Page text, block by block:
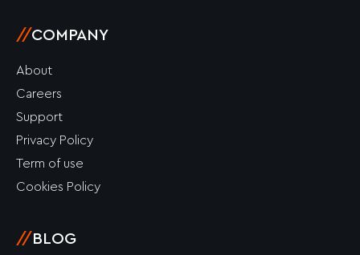
//COMPANY
About
Careers
Support
Privacy Policy
Term of use
Cookies Policy
// BLOG